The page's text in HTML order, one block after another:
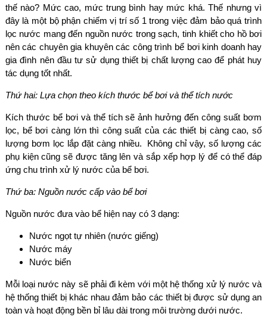
thế nào? Mức cao, mức trung bình hay mức khá. Thế nhưng vì
đây là một bộ phận chiếm vị trí số 1 trong việc đảm bảo quá trình
lọc nước mang đến nguồn nước trong sạch, tinh khiết cho hồ bơi
nên các chuyên gia khuyên các công trình bể bơi kinh doanh hay
gia đình nên đầu tư sử dụng thiết bị chất lượng cao để phát huy
tác dụng tốt nhất.
Thứ hai: Lựa chọn theo kích thước bể bơi và thể tích nước
Kích thước bể bơi và thể tích sẽ ảnh hưởng đến công suất bơm
lọc, bể bơi càng lớn thì công suất của các thiết bị càng cao, số
lượng bơm lọc lắp đặt càng nhiều. Không chỉ vậy, số lượng các
phụ kiện cũng sẽ được tăng lên và sắp xếp hợp lý để có thể đáp
ứng chu trình xử lý nước của bể bơi.
Thứ ba: Nguồn nước cấp vào bể bơi
Nguồn nước đưa vào bể hiện nay có 3 dạng:
Nước ngọt tự nhiên (nước giếng)
Nước máy
Nước biển
Mỗi loại nước này sẽ phải đi kèm với một hệ thống xử lý nước và
hệ thống thiết bị khác nhau đảm bảo các thiết bị được sử dụng an
toàn và hoạt động bền bỉ lâu dài trong môi trường dưới nước.